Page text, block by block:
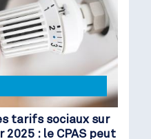
tarifs sociaux sur
2025 : le CPAS peut